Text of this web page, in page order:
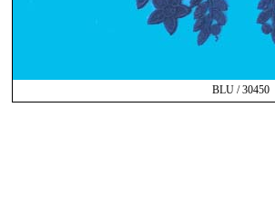
BLU / 30450